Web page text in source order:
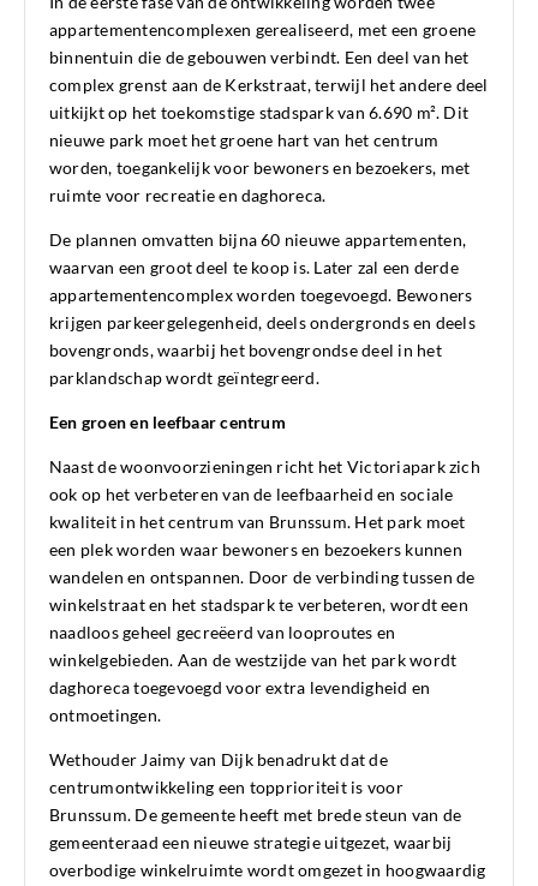
appartementencomplexen gerealiseerd, met een groene
binnentuin die de gebouwen verbindt. Een deel van het
complex grenst aan de Kerkstraat, terwijl het andere deel
uitkijkt op het toekomstige stadspark van 6.690 m². Dit
nieuwe park moet het groene hart van het centrum
worden, toegankelijk voor bewoners en bezoekers, met
ruimte voor recreatie en daghoreca.
De plannen omvatten bijna 60 nieuwe appartementen,
waarvan een groot deel te koop is. Later zal een derde
appartementencomplex worden toegevoegd. Bewoners
krijgen parkeergelegenheid, deels ondergronds en deels
bovengronds, waarbij het bovengrondse deel in het
parklandschap wordt geïntegreerd.
Een groen en leefbaar centrum
Naast de woonvoorzieningen richt het Victoriapark zich
ook op het verbeteren van de leefbaarheid en sociale
kwaliteit in het centrum van Brunssum. Het park moet
een plek worden waar bewoners en bezoekers kunnen
wandelen en ontspannen. Door de verbinding tussen de
winkelstraat en het stadspark te verbeteren, wordt een
naadloos geheel gecreëerd van looproutes en
winkelgebieden. Aan de westzijde van het park wordt
daghoreca toegevoegd voor extra levendigheid en
ontmoetingen.
Wethouder Jaimy van Dijk benadrukt dat de
centrumontwikkeling een topprioriteit is voor
Brunssum. De gemeente heeft met brede steun van de
gemeenteraad een nieuwe strategie uitgezet, waarbij
overbodige winkelruimte wordt omgezet in hoogwaardig